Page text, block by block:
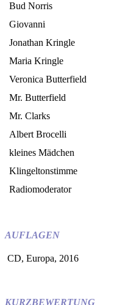
Bud Norris
Giovanni
Jonathan Kringle
Maria Kringle
Veronica Butterfield
Mr. Butterfield
Mr. Clarks
Albert Brocelli
kleines Mädchen
Klingeltonstimme
Radiomoderator
AUFLAGEN
CD, Europa, 2016
KURZBEWERTUNG